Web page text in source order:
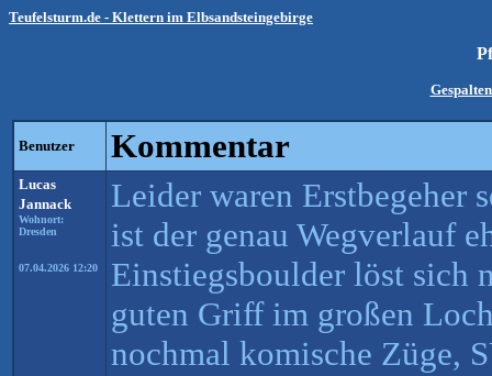
Teufelsturm.de - Klettern im Elbsandsteingebirge
Benutzer Kommentar
Lucas
Jannack
Wohnort:
Dresden
07.04.2026 12:20
Leider waren Erstbegeher
ist der genau Wegverlauf
Einstiegsboulder löst sich
guten Griff im großen
nochmal komische Züge,